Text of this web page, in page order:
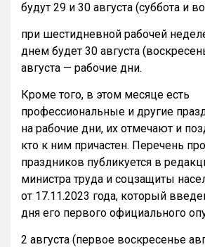
будут 29 и 30 августа (суббота и
при шестидневной рабочей
днем будет 30 августа
августа — рабочие дни.
Кроме того, в этом месяце есть
профессиональные и другие
на рабочие дни, их отмечают и
кто к ним причастен. Перечень
праздников публикуется в
министра труда и соцзащиты
от 17.11.2023 года, который
дня его первого официального
2 августа (первое воскресенье